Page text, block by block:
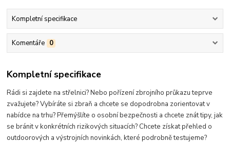
Kompletní specifikace
Komentáře 0
Kompletní specifikace
Rádi si zajdete na střelnici? Nebo pořízení zbrojního průkazu teprve
zvažujete? Vybíráte si zbraň a chcete se dopodrobna zorientovat v
nabídce na trhu? Přemýšlíte o osobní bezpečnosti a chcete znát tipy, jak
se bránit v konkrétních rizikových situacích? Chcete získat přehled o
outdoorových a výstrojních novinkách, které podrobně testujeme?